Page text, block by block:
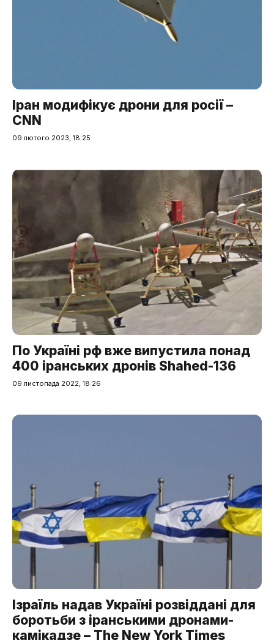
Іран модифікує дрони для росії –
CNN
09 лютого 2023, 18:25
По Україні рф вже випустила понад
400 іранських дронів Shahed-136
09 листопада 2022, 18:26
Ізраїль надав Україні розвіддані для
боротьби з іранськими дронами-
камікадзе – The New York Times